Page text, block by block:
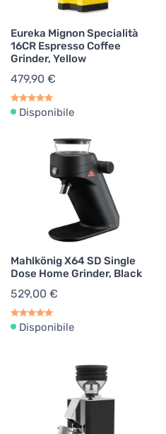
Eureka Mignon Specialità
16CR Espresso Coffee
Grinder, Yellow
479,90 €
Disponibile
Mahlkönig X64 SD Single
Dose Home Grinder, Black
529,00 €
Disponibile